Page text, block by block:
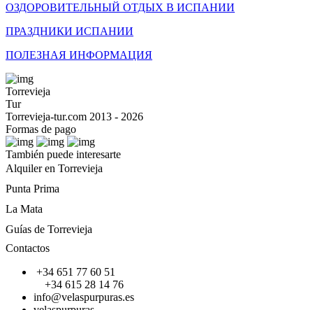
ОЗДОРОВИТЕЛЬНЫЙ ОТДЫХ В ИСПАНИИ
ПРАЗДНИКИ ИСПАНИИ
ПОЛЕЗНАЯ ИНФОРМАЦИЯ
Torrevieja
Tur
Torrevieja-tur.com 2013 - 2026
Formas de pago
También puede interesarte
Alquiler en Torrevieja
Punta Prima
La Mata
Guías de Torrevieja
Contactos
+34 651 77 60 51
+34 615 28 14 76
info@velaspurpuras.es